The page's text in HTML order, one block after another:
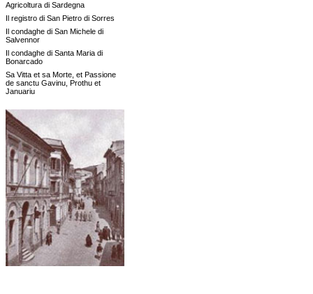
Agricoltura di Sardegna
Il registro di San Pietro di Sorres
Il condaghe di San Michele di
Salvennor
Il condaghe di Santa Maria di
Bonarcado
Sa Vitta et sa Morte, et Passione
de sanctu Gavinu, Prothu et
Januariu